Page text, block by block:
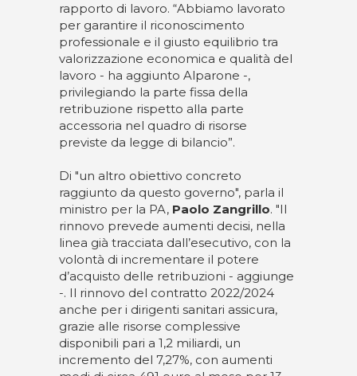
rapporto di lavoro. “Abbiamo lavorato
per garantire il riconoscimento
professionale e il giusto equilibrio tra
valorizzazione economica e qualità del
lavoro - ha aggiunto Alparone -,
privilegiando la parte fissa della
retribuzione rispetto alla parte
accessoria nel quadro di risorse
previste da legge di bilancio”.
Di "un altro obiettivo concreto
raggiunto da questo governo", parla il
ministro per la PA, Paolo Zangrillo. "Il
rinnovo prevede aumenti decisi, nella
linea già tracciata dall’esecutivo, con la
volontà di incrementare il potere
d’acquisto delle retribuzioni - aggiunge
-. Il rinnovo del contratto 2022/2024
anche per i dirigenti sanitari assicura,
grazie alle risorse complessive
disponibili pari a 1,2 miliardi, un
incremento del 7,27%, con aumenti